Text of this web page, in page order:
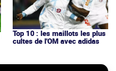
Top 10 : les maillots les plus
cultes de l'OM avec adidas